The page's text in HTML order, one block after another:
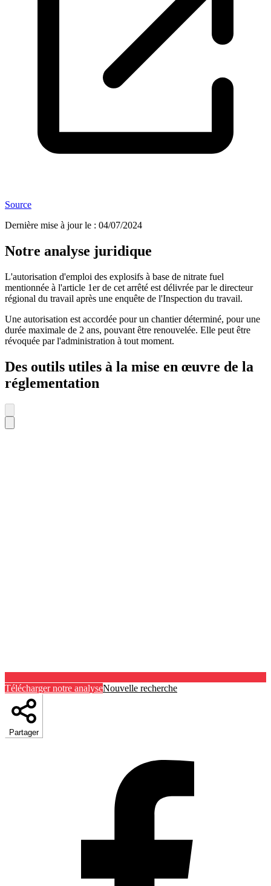
Source
Dernière mise à jour le : 04/07/2024
Notre analyse juridique
L'autorisation d'emploi des explosifs à base de nitrate fuel
mentionnée à l'article 1er de cet arrêté est délivrée par le directeur
régional du travail après une enquête de l'Inspection du travail.
Une autorisation est accordée pour un chantier déterminé, pour une
durée maximale de 2 ans, pouvant être renouvelée. Elle peut être
révoquée par l'administration à tout moment.
Des outils utiles à la mise en œuvre de la
réglementation
Télécharger notre analyseNouvelle recherche
Partager